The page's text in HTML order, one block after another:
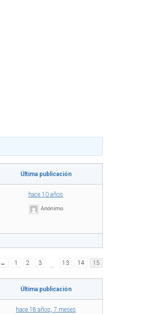
Última publicación
hace 10 años
Anónimo
← 1 2 3 … 13 14 15
Última publicación
hace 18 años, 7 meses